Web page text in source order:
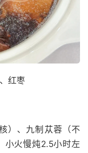
红枣
）、九制苁蓉（不
小火慢炖2.5小时左